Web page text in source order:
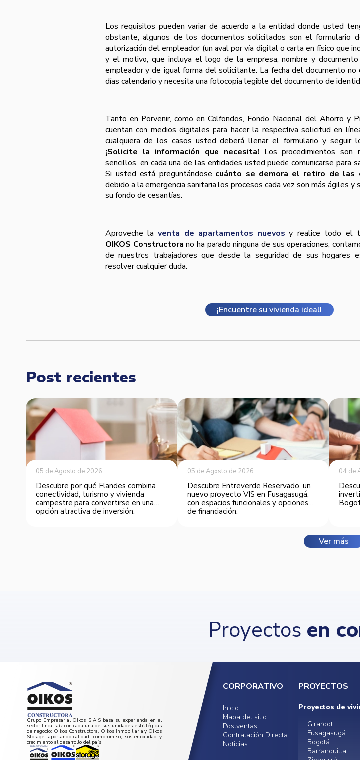
Los requisitos pueden variar de acuerdo a la entidad donde usted
obstante, algunos de los documentos solicitados son el formulario
autorización del empleador (un aval por vía digital o carta en físico que
y el motivo, que incluya el logo de la empresa, nombre y
empleador y de igual forma del solicitante. La fecha del documento no
días calendario y necesita una fotocopia legible del documento de
Tanto en Porvenir, como en Colfondos, Fondo Nacional del Ahorro y
cuentan con medios digitales para hacer la respectiva solicitud en
cualquiera de los casos usted deberá llenar el formulario y seguir
¡Solicite la información que necesita! Los procedimientos son
sencillos, en cada una de las entidades usted puede comunicarse para
Si usted está preguntándose cuánto se demora el retiro de las
debido a la emergencia sanitaria los procesos cada vez son más ágiles y
su fondo de cesantías.
Aproveche laventa de apartamentos nuevos y realice todo el
OIKOS Constructora no ha parado ninguna de sus operaciones,
de nuestros trabajadores que desde la seguridad de sus hogares
resolver cualquier duda.
¡Encuentre su vivienda ideal!
Post recientes
05 de Agosto de 2026
Descubre por qué Flandes combina
conectividad, turismo y vivienda
campestre para convertirse en una
opción atractiva de inversión.
05 de Agosto de 2026
Descubre Entreverde Reservado, un
nuevo proyecto VIS en Fusagasugá,
con espacios funcionales y opciones
de financiación.
04 de
Ver más
Proyectos en
Grupo Empresarial Oikos S.A.S basa su experiencia en el
sector finca raíz con cada una de sus unidades estratégicas
de negocio: Oikos Constructora, Oikos Inmobiliaria y Oikos
Storage; aportando calidad, compromiso, sostenibilidad y
crecimiento al desarrollo del país.
CORPORATIVO
Inicio
Mapa del sitio
Postventas
Contratación Directa
Noticias
PROYECTOS
Proyectos de
Girardot
Fusagasugá
Bogotá
Barranquilla